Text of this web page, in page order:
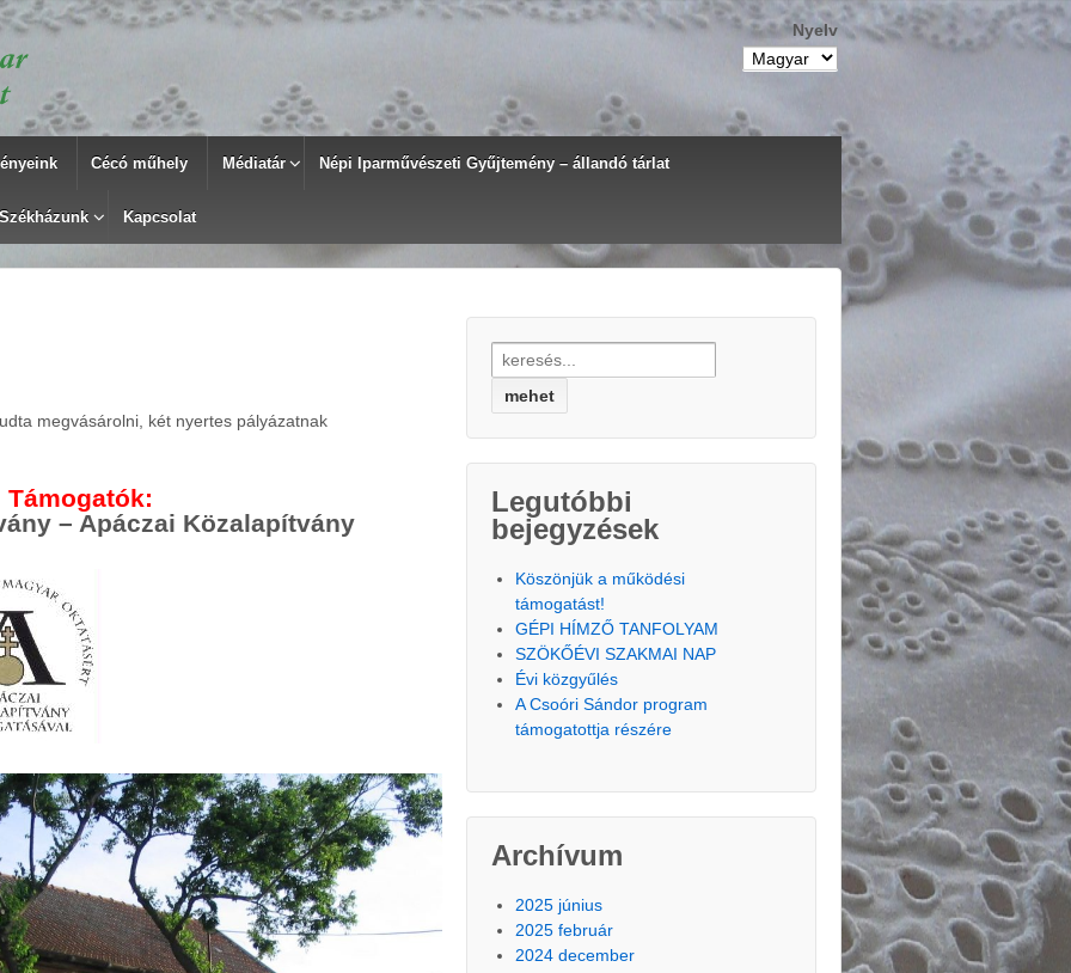
Nyelv
Cécó műhely Médiatár Népi Iparművészeti Gyűjtemény – állandó tárlat
Székházunk Kapcsolat
megvásárolni, két nyertes pályázatnak
Támogatók:
– Apáczai Közalapítvány
Search for:
Legutóbbi
bejegyzések
Köszönjük a működési
támogatást!
GÉPI HÍMZŐ TANFOLYAM
SZÖKŐÉVI SZAKMAI NAP
Évi közgyűlés
A Csoóri Sándor program
támogatottja részére
Archívum
2025 június
2025 február
2024 december